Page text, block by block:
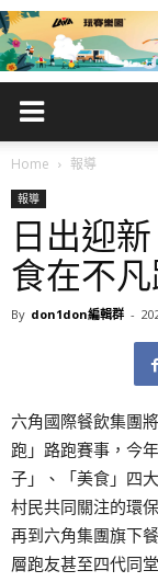
Home 報導
報導
日出迎
食在不
By don1don編輯群 -
六角國際餐飲集團
跑」路跑賽事，今
子」、「美食」四
村民共同關注的環
再到六角集團旗下
層跑友甚至四代同